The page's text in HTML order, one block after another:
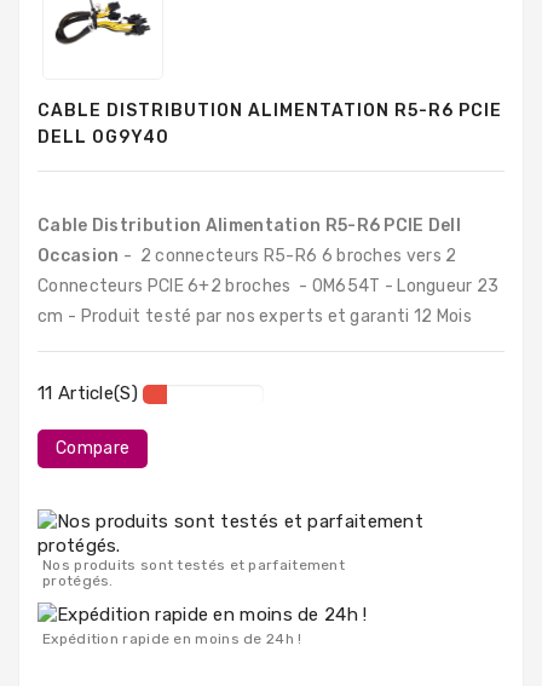
Mémoires
Disques
Durs
PC
Composants
Portables
CABLE DISTRIBUTION ALIMENTATION R5-R6 PCIE
DELL 0G9Y40
Cable Distribution Alimentation R5-R6 PCIE Dell
Occasion - 2 connecteurs R5-R6 6 broches vers 2
Connecteurs PCIE 6+2 broches - 0M654T - Longueur 23
cm - Produit testé par nos experts et garanti 12 Mois
11 Article(s)
Compare
Nos produits sont testés et parfaitement
protégés.
Expédition rapide en moins de 24h !